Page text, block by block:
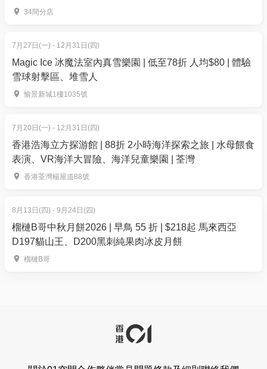
34間分店
7月27日(一) - 12月31日(四)
Magic Ice 冰魔法室內真雪樂園 | 低至78折 人均$80 | 體驗
雪球射擊區、堆雪人
愉景新城1樓1035號
7月20日(一) - 12月31日(四)
香港浩海立方探游館 | 88折 2小時海洋探索之旅 | 水母餵食
表演、VR海洋大冒險、海洋兒童樂園 | 荃灣
香港荃灣楊屋道88號
8月13日(四) - 9月24日(四)
榴槤B哥中秋月餅2026 | 早鳥 55 折 | $218起 馬來西亞
D197貓山王、D200黑刺純果肉冰皮月餅
榴槤B哥